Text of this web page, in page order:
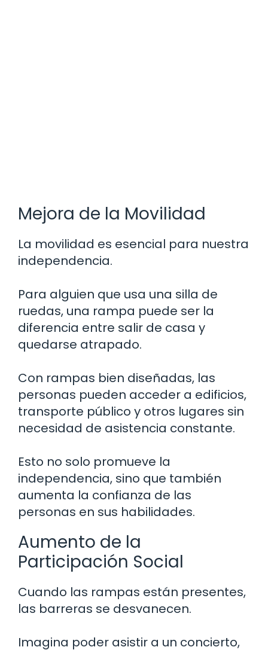
Mejora de la Movilidad
La movilidad es esencial para nuestra
independencia.
Para alguien que usa una silla de
ruedas, una rampa puede ser la
diferencia entre salir de casa y
quedarse atrapado.
Con rampas bien diseñadas, las
personas pueden acceder a edificios,
transporte público y otros lugares sin
necesidad de asistencia constante.
Esto no solo promueve la
independencia, sino que también
aumenta la confianza de las
personas en sus habilidades.
Aumento de la
Participación Social
Cuando las rampas están presentes,
las barreras se desvanecen.
Imagina poder asistir a un concierto,